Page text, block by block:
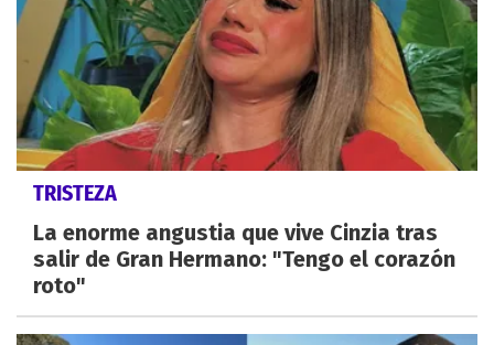
TRISTEZA
La enorme angustia que vive Cinzia tras
salir de Gran Hermano: "Tengo el corazón
roto"